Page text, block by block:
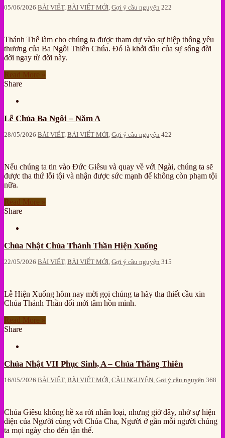
05/06/2026 BÀI VIẾT, BÀI VIẾT MỚI Gợi ý cầu nguyện 222
Thánh Thể làm cho chúng ta được tham dự vào sự hiệp thông yêu
thương của Ba Ngôi Thiên Chúa. Đó là khởi đầu của sự sống đời
đời ngay từ đời này.
Read More »
Share
Lễ Chúa Ba Ngôi – Năm A
28/05/2026 BÀI VIẾT, BÀI VIẾT MỚI, Gợi ý cầu nguyện 422
Nếu chúng ta tin vào Đức Giêsu và quay về với Ngài, chúng ta sẽ
được tha thứ lỗi tội và nhận được sức mạnh để không còn phạm tội
nữa.
Read More »
Share
Chúa Nhật Chúa Thánh Thần Hiện Xuống
22/05/2026 BÀI VIẾT, BÀI VIẾT MỚI, Gợi ý cầu nguyện 315
Lễ Hiện Xuống hôm nay mời gọi chúng ta hãy tha thiết cầu xin
Chúa Thánh Thần đổi mới tâm hồn mình.
Read More »
Share
Chúa Nhật VII Phục Sinh, A – Chúa Thăng Thiên
16/05/2026 BÀI VIẾT, BÀI VIẾT MỚI, CẦU NGUYỆN, Gợi ý cầu nguyện 368
Chúa Giêsu không hề xa rời nhân loại, nhưng giờ đây, nhờ sự hiện
diện của Người cùng với Chúa Cha, Người ở gần mỗi người chúng
ta mọi ngày cho đến tận thế.